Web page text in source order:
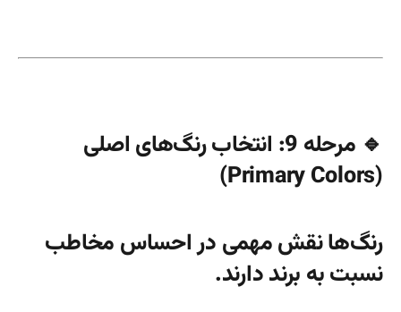
🔹 مرحله 9: انتخاب رنگ‌های اصلی
(Primary Colors)
رنگ‌ها نقش مهمی در احساس مخاطب
نسبت به برند دارند.